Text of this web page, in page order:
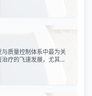
球菌作为引发乳腺炎的
质量控制体系中最为关
疗的飞速发展，尤其是
，成为了监管部门与制药